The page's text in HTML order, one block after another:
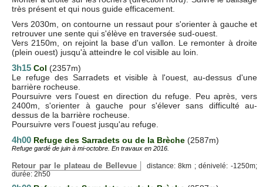
très présent et qui nous guide efficacement.
Vers 2030m, on contourne un ressaut pour s'orienter à gauche et
retrouver une sente qui s'élève en traversée sud-ouest.
Vers 2150m, on rejoint la base d'un vallon. Le remonter à droite
(plein ouest) jusqu'à atteindre le col visible au loin.
3h15 Col (2357m)
Le refuge des Sarradets et visible à l'ouest, au-dessus d'une
barrière rocheuse.
Poursuivre vers l'ouest en direction du refuge. Peu après, vers
2400m, s'orienter à gauche pour s'élever sans difficulté au-
dessus de la barrière rocheuse.
Poursuivre vers l'ouest jusqu'au refuge.
4h00 Refuge des Sarradets ou de la Brèche (2587m)
Refuge gardé de juin à mi-octobre. En travaux en 2016.
Retour par le plateau de Bellevue
distance: 8km ; dénivelé: -1250m;
durée: 2h50